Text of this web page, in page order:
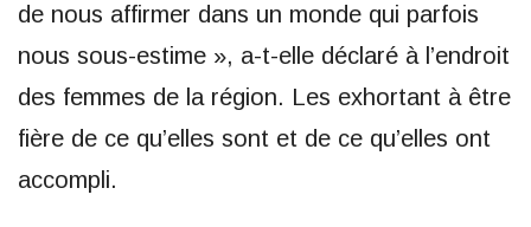
de nous affirmer dans un monde qui parfois
nous sous-estime », a-t-elle déclaré à l’endroit
des femmes de la région. Les exhortant à être
fière de ce qu’elles sont et de ce qu’elles ont
accompli.